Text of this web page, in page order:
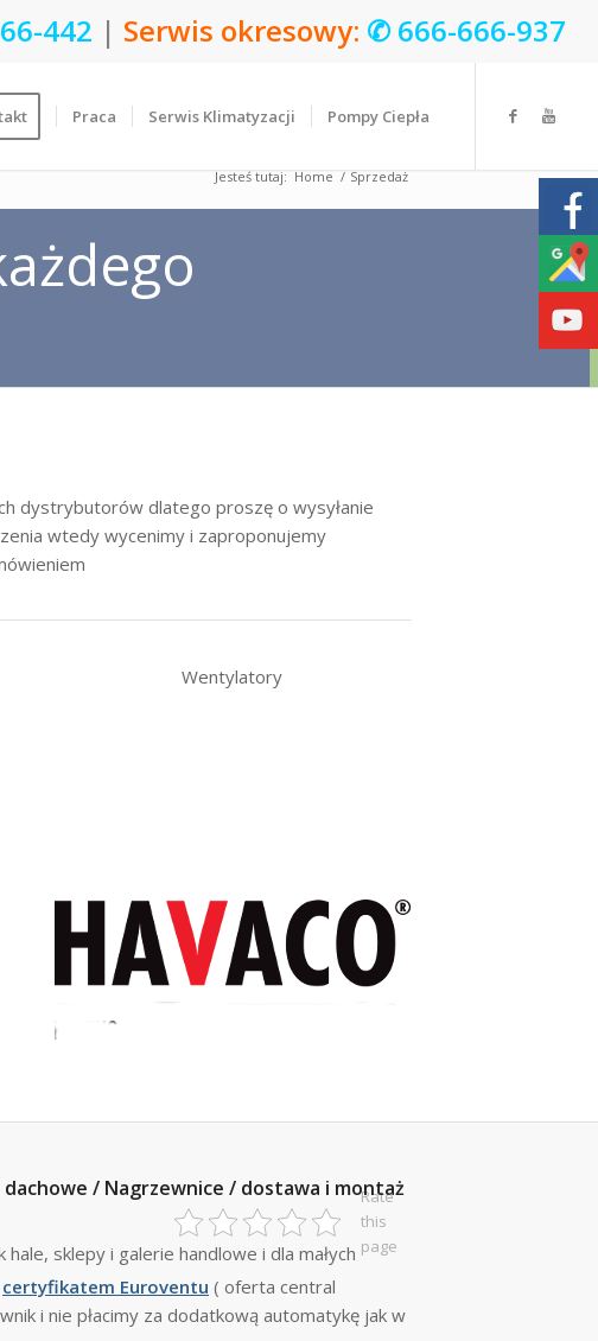
442 | Serwis okresowy: ✆ 666-666-937
Praca Serwis Klimatyzacji Pompy Ciepła
Jesteś tutaj: Home / Sprzedaż
dystrybutorów dlatego proszę o wysyłanie
wtedy wycenimy i zaproponujemy
Wentylatory
/ Nagrzewnice / dostawa i montaż
sklepy i galerie handlowe i dla małych
certyfikatem Euroventu ( oferta central
i nie płacimy za dodatkową automatykę jak w
Rate
this
page